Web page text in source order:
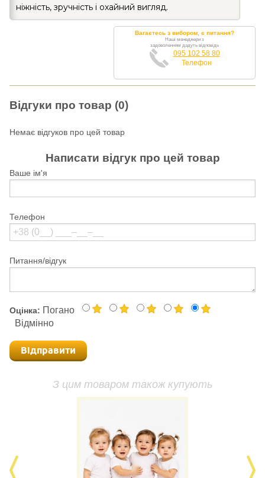
ніжність, зручність і охайний вигляд.
Вагаєтесь з вибором, є питання?
Наші менеджери з
задоволенням дадуть відповідь
095 102 58 80
Телефон
Відгуки про товар (0)
Немає відгуков про цей товар
Написати відгук про цей товар
Ваше ім'я
Телефон
Питання/відгук
Оцінка: Погано
Відмінно
Відправити
З цим товаром також купують